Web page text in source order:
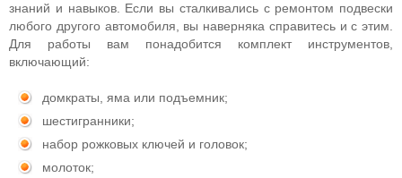
знаний и навыков. Если вы сталкивались с ремонтом подвески
любого другого автомобиля, вы наверняка справитесь и с этим.
Для работы вам понадобится комплект инструментов,
включающий:
домкраты, яма или подъемник;
шестигранники;
набор рожковых ключей и головок;
молоток;